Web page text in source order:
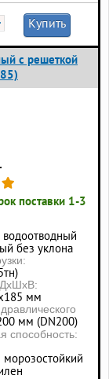
Купить
с решеткой
поставки 1-3
водоотводный
без уклона
мм
мм (DN200)
способность:
морозостойкий